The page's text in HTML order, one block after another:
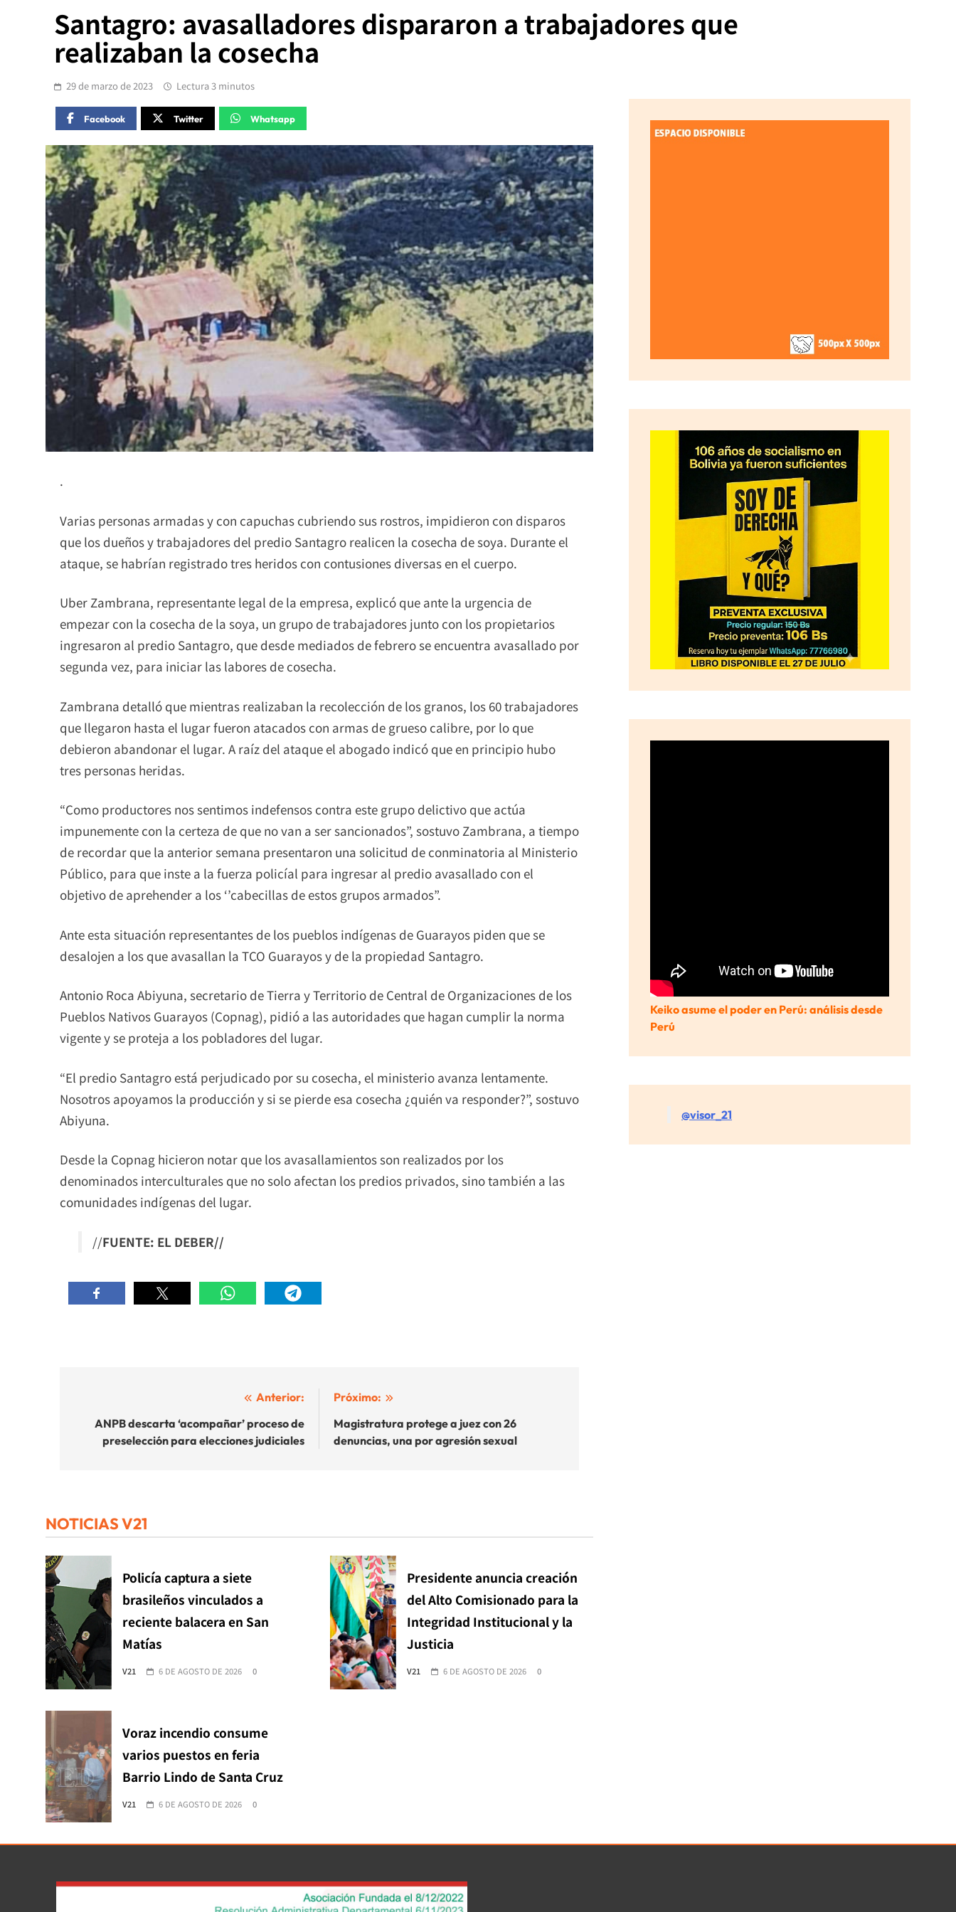
Santagro: avasalladores dispararon a trabajadores que
realizaban la cosecha
29 de marzo de 2023 Lectura 3 minutos
Facebook Twitter Whatsapp
.
Varias personas armadas y con capuchas cubriendo sus rostros, impidieron con disparos
que los dueños y trabajadores del predio Santagro realicen la cosecha de soya. Durante el
ataque, se habrían registrado tres heridos con contusiones diversas en el cuerpo.
Uber Zambrana, representante legal de la empresa, explicó que ante la urgencia de
empezar con la cosecha de la soya, un grupo de trabajadores junto con los propietarios
ingresaron al predio Santagro, que desde mediados de febrero se encuentra avasallado por
segunda vez, para iniciar las labores de cosecha.
Zambrana detalló que mientras realizaban la recolección de los granos, los 60 trabajadores
que llegaron hasta el lugar fueron atacados con armas de grueso calibre, por lo que
debieron abandonar el lugar. A raíz del ataque el abogado indicó que en principio hubo
tres personas heridas.
“Como productores nos sentimos indefensos contra este grupo delictivo que actúa
impunemente con la certeza de que no van a ser sancionados”, sostuvo Zambrana, a tiempo
de recordar que la anterior semana presentaron una solicitud de conminatoria al Ministerio
Público, para que inste a la fuerza policíal para ingresar al predio avasallado con el
objetivo de aprehender a los ‘’cabecillas de estos grupos armados”.
Ante esta situación representantes de los pueblos indígenas de Guarayos piden que se
desalojen a los que avasallan la TCO Guarayos y de la propiedad Santagro.
Antonio Roca Abiyuna, secretario de Tierra y Territorio de Central de Organizaciones de los
Pueblos Nativos Guarayos (Copnag), pidió a las autoridades que hagan cumplir la norma
vigente y se proteja a los pobladores del lugar.
“El predio Santagro está perjudicado por su cosecha, el ministerio avanza lentamente.
Nosotros apoyamos la producción y si se pierde esa cosecha ¿quién va responder?”, sostuvo
Abiyuna.
Desde la Copnag hicieron notar que los avasallamientos son realizados por los
denominados interculturales que no solo afectan los predios privados, sino también a las
comunidades indígenas del lugar.
//FUENTE: EL DEBER//
entradas
Anterior:
ANPB descarta ‘acompañar’ proceso de
preselección para elecciones judiciales
Próximo:
Magistratura protege a juez con 26
denuncias, una por agresión sexual
NOTICIAS V21
Policía captura a siete
brasileños vinculados a
reciente balacera en San
Matías
V21 6 DE AGOSTO DE 2026 0
Presidente anuncia creación
del Alto Comisionado para la
Integridad Institucional y la
Justicia
V21 6 DE AGOSTO DE 2026 0
Voraz incendio consume
varios puestos en feria
Barrio Lindo de Santa Cruz
V21 6 DE AGOSTO DE 2026 0
Keiko asume el poder en Perú: análisis desde
Perú
@visor_21